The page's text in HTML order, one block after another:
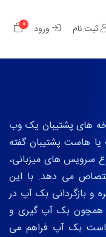
ثبت نام ورود 0
های پشتیبان یک وب
هاست پشتیبان گفته
سرویس های میزبانی،
می دهد. با این
و بازگردانی بک آپ در
همچون بک آپ گیری و
بک آپ فراهم می